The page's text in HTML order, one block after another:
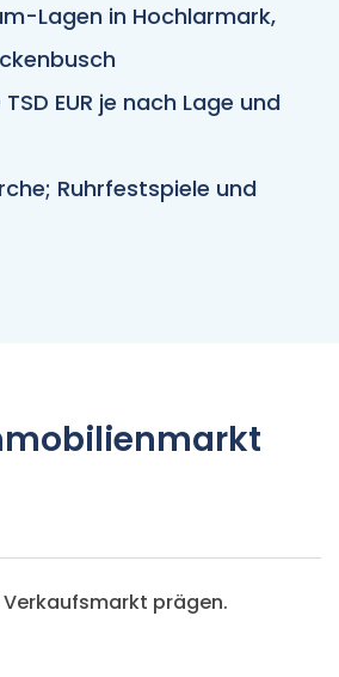
Lagen in Hochlarmark,
EUR je nach Lage und
Ruhrfestspiele und
prägen.